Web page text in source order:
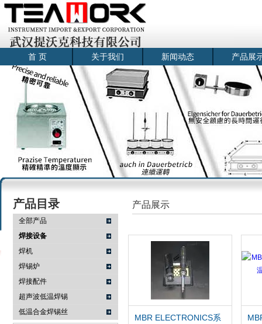
武汉提沃克科技有限公司
首 页 关于我们 新闻动态 产品展
产品目录
全部产品
焊接设备
焊机
焊锡炉
焊接配件
超声波低温焊锡
低温合金焊锡丝
产品展示
MBR ELECTRONICS系